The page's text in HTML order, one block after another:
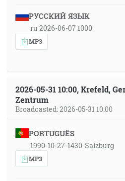
РУССКИЙ ЯЗЫК
ru 2026-06-07 1000
MP3
2026-05-31 10:00, Krefeld,
Zentrum
Broadcasted: 2026-05-31 10:00
PORTUGUÊS
1990-10-27-1430-Salzburg
MP3